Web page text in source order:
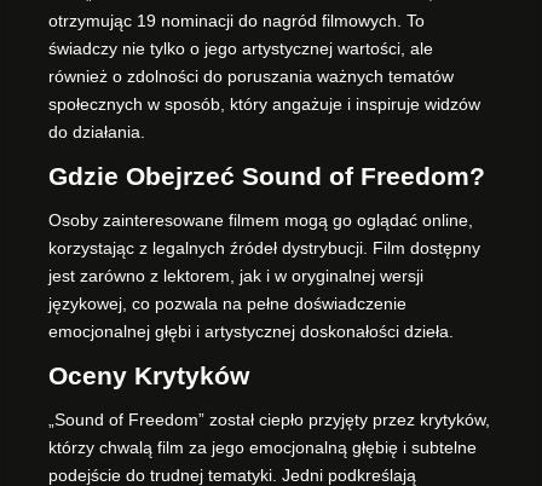
otrzymując 19 nominacji do nagród filmowych. To
świadczy nie tylko o jego artystycznej wartości, ale
również o zdolności do poruszania ważnych tematów
społecznych w sposób, który angażuje i inspiruje widzów
do działania.
Gdzie Obejrzeć Sound of Freedom?
Osoby zainteresowane filmem mogą go oglądać online,
korzystając z legalnych źródeł dystrybucji. Film dostępny
jest zarówno z lektorem, jak i w oryginalnej wersji
językowej, co pozwala na pełne doświadczenie
emocjonalnej głębi i artystycznej doskonałości dzieła.
Oceny Krytyków
„Sound of Freedom” został ciepło przyjęty przez krytyków,
którzy chwalą film za jego emocjonalną głębię i subtelne
podejście do trudnej tematyki. Jedni podkreślają